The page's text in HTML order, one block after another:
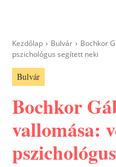
Kezdőlap Bulvár
Bochkor
pszichológus segített neki
Bulvár
Bochkor
vallomása: